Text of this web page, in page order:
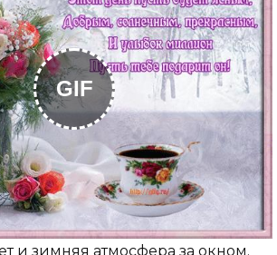
GIF
и зимняя атмосфера за окном.